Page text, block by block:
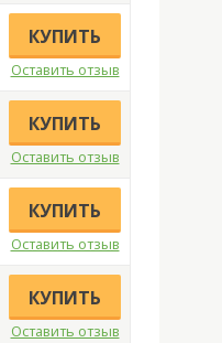
КУПИТЬ
Оставить отзыв
КУПИТЬ
Оставить отзыв
КУПИТЬ
Оставить отзыв
КУПИТЬ
Оставить отзыв